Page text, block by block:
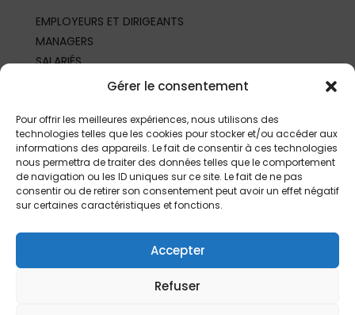
Gérer le consentement
Pour offrir les meilleures expériences, nous utilisons des
technologies telles que les cookies pour stocker et/ou accéder aux
informations des appareils. Le fait de consentir à ces technologies
nous permettra de traiter des données telles que le comportement
de navigation ou les ID uniques sur ce site. Le fait de ne pas
consentir ou de retirer son consentement peut avoir un effet négatif
sur certaines caractéristiques et fonctions.
Accepter
Refuser
EMPLOYEURS ET DIRIGEANTS
MANAGERS
SALARIÉS
REPRÉSENTANTS DU PERSONNEL
PARTENAIRES ET PROFESSIONNELS